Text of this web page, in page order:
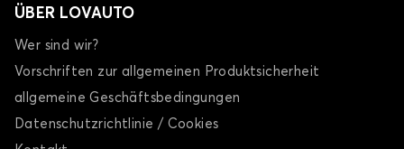
ÜBER LOVAUTO
Wer sind wir?
Vorschriften zur allgemeinen Produktsicherheit
allgemeine Geschäftsbedingungen
Datenschutzrichtlinie / Cookies